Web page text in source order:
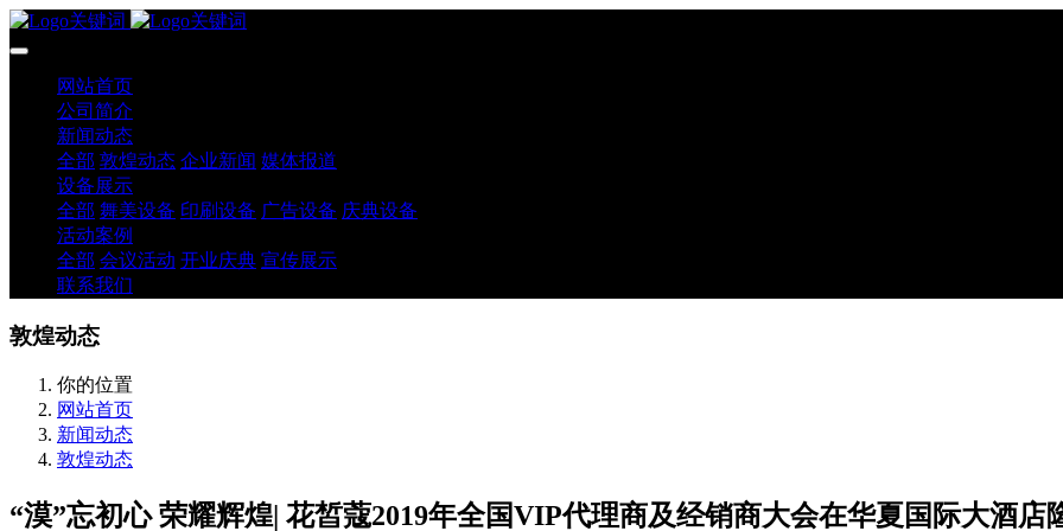
网站首页
公司简介
新闻动态
全部 敦煌动态 企业新闻 媒体报道
设备展示
全部 舞美设备 印刷设备 广告设备 庆典设备
活动案例
全部 会议活动 开业庆典 宣传展示
联系我们
敦煌动态
你的位置
网站首页
新闻动态
敦煌动态
“漠”忘初心 荣耀辉煌| 花皙蔻2019年全国VIP代理商及经销商大会在华夏国际大酒店